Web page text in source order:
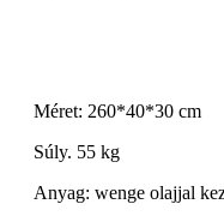
Méret: 260*40*30 cm
Súly. 55 kg
Anyag: wenge olajjal